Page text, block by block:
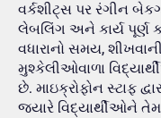
વર્કશીટ્સ પર રંગીન
લેબલિંગ અને કાર્ય પૂર્ણ
વધારાનો સમય,
મુશ્કેલીઓવાળા
છે. માઇક્રોફોન સ્ટાફ
જ્યારે વિદ્યાર્થીઓને